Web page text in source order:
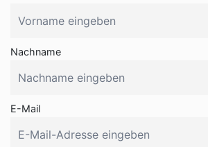
Nachname
E-Mail